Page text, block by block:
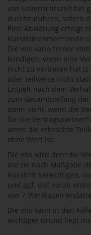
von Unterrichtszeit bei
durchzuführen, sofern
Eine Abklärung erfolgt
Kursteilnehmer*innen
Die vhs kann ferner
kündigen, wenn eine
nicht zu vertreten hat
oder teilweise nicht
Entgelt nach dem
zum Gesamtumfang
dann nicht, wenn die
für die
wenn die erbrachte
ohne Wert ist.
Die vhs wird den*die
die sie nach Maßgabe
Rücktritt berechtigen,
und ggf. das vorab
von 7 Werktagen
Die vhs kann in den
wichtiger Grund liegt